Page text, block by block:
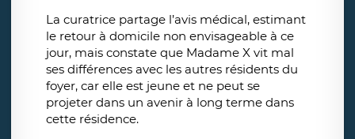
La curatrice partage l’avis médical, estimant
le retour à domicile non envisageable à ce
jour, mais constate que Madame X vit mal
ses différences avec les autres résidents du
foyer, car elle est jeune et ne peut se
projeter dans un avenir à long terme dans
cette résidence.